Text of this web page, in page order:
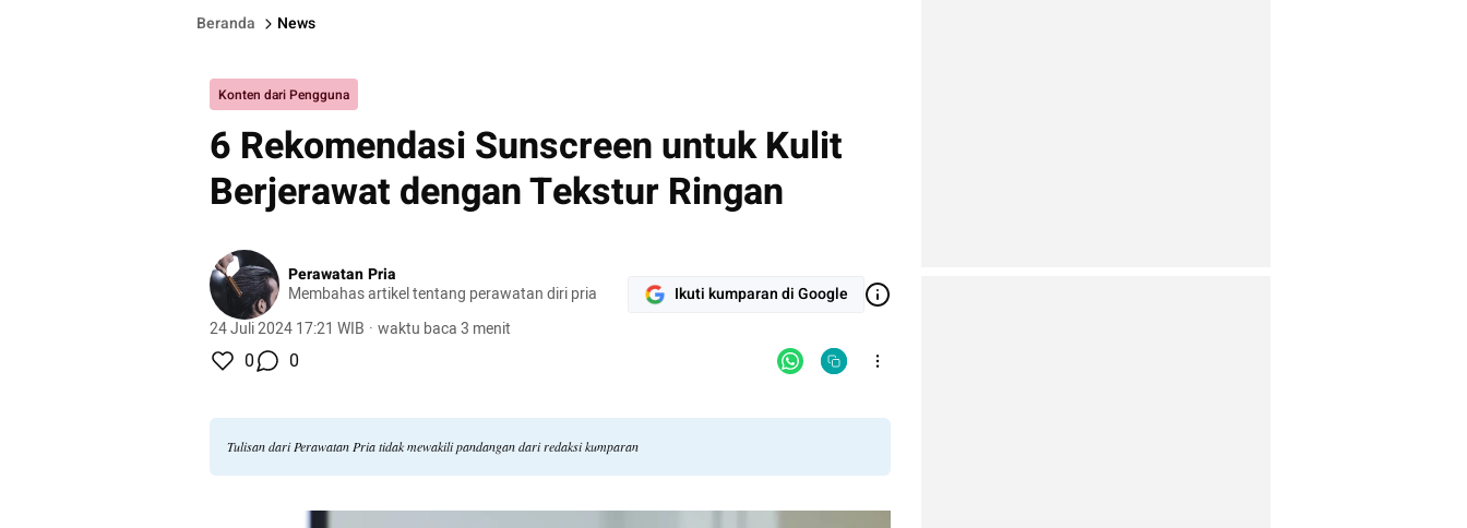
Beranda News
Konten dari Pengguna
6 Rekomendasi Sunscreen untuk Kulit
Berjerawat dengan Tekstur Ringan
Perawatan Pria
Membahas artikel tentang perawatan diri pria
24 Juli 2024 17:21 WIB · waktu baca 3 menit
Ikuti kumparan di Google
0 0
Tulisan dari Perawatan Pria tidak mewakili pandangan dari redaksi kumparan